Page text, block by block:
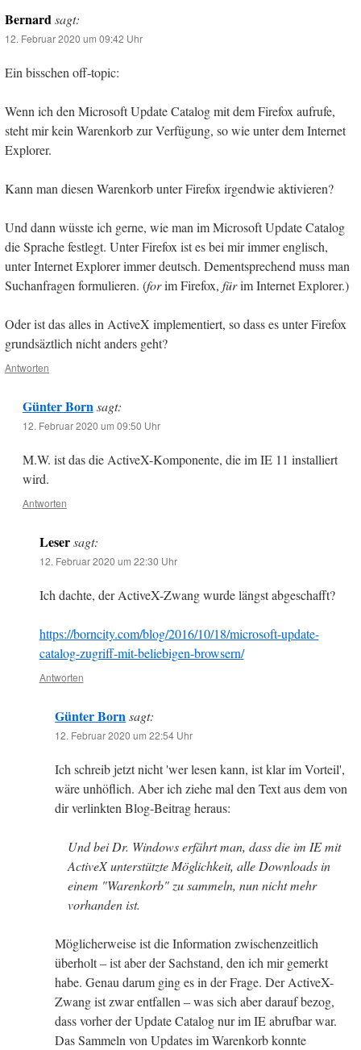
Bernardsagt:
12. Februar 2020 um 09:42 Uhr
Ein bisschen off-topic:
Wenn ich den Microsoft Update Catalog mit dem Firefox aufrufe,
steht mir kein Warenkorb zur Verfügung, so wie unter dem Internet
Explorer.
Kann man diesen Warenkorb unter Firefox irgendwie aktivieren?
Und dann wüsste ich gerne, wie man im Microsoft Update Catalog
die Sprache festlegt. Unter Firefox ist es bei mir immer englisch,
unter Internet Explorer immer deutsch. Dementsprechend muss man
Suchanfragen formulieren. (forim Firefox, fürim Internet Explorer.)
Oder ist das alles in ActiveX implementiert, so dass es unter Firefox
grundsäztlich nicht anders geht?
Antworten
Günter Born sagt:
12. Februar 2020 um 09:50 Uhr
M.W. ist das die ActiveX-Komponente, die im IE 11 installiert
wird.
Antworten
Leser sagt:
12. Februar 2020 um 22:30 Uhr
Ich dachte, der ActiveX-Zwang wurde längst abgeschafft?
https://borncity.com/blog/2016/10/18/microsoft-update-
catalog-zugriff-mit-beliebigen-browsern/
Antworten
Günter Bornsagt:
12. Februar 2020 um 22:54 Uhr
Ich schreib jetzt nicht 'wer lesen kann, ist klar im Vorteil',
wäre unhöflich. Aber ich ziehe mal den Text aus dem von
dir verlinkten Blog-Beitrag heraus:
Und bei Dr. Windows erfährt man, dass die im IE mit
ActiveX unterstützte Möglichkeit, alle Downloads in
einem "Warenkorb" zu sammeln, nun nicht mehr
vorhanden ist.
Möglicherweise ist die Information zwischenzeitlich
überholt – ist aber der Sachstand, den ich mir gemerkt
habe. Genau darum ging es in der Frage. Der ActiveX-
Zwang ist zwar entfallen – was sich aber darauf bezog,
dass vorher der Update Catalog nur im IE abrufbar war.
Das Sammeln von Updates im Warenkorb konnte